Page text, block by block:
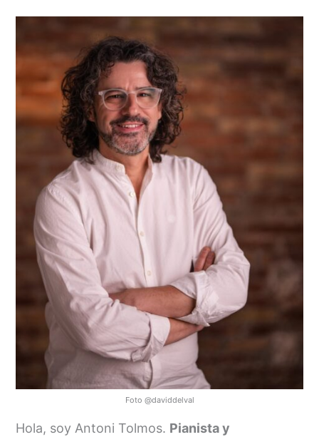
Foto @daviddelval
Hola, soy Antoni Tolmos. Pianista y